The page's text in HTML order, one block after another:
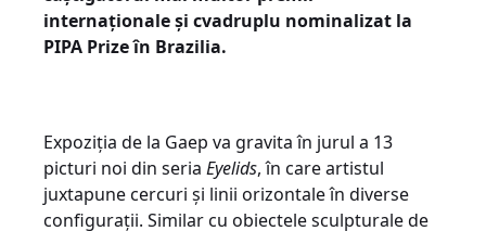
internaționale și cvadruplu nominalizat la
PIPA Prize în Brazilia.
Expoziția de la Gaep va gravita în jurul a 13
picturi noi din seria Eyelids, în care artistul
juxtapune cercuri și linii orizontale în diverse
configurații. Similar cu obiectele sculpturale de